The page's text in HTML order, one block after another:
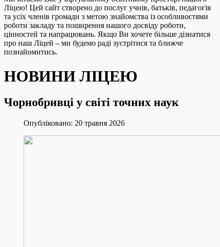
Ліцею! Цей сайт створено до послуг учнів, батьків, педагогів
та усіх членів громади з метою знайомства із особливостями
роботи закладу та поширення нашого досвіду роботи,
цінностей та напрацювань. Якщо Ви хочете більше дізнатися
про наш Ліцей – ми будемо раді зустрітися та ближче
познайомитись.
НОВИНИ ЛІЦЕЮ
Чорнобривці у світі точних наук
Опубліковано: 20 травня 2026